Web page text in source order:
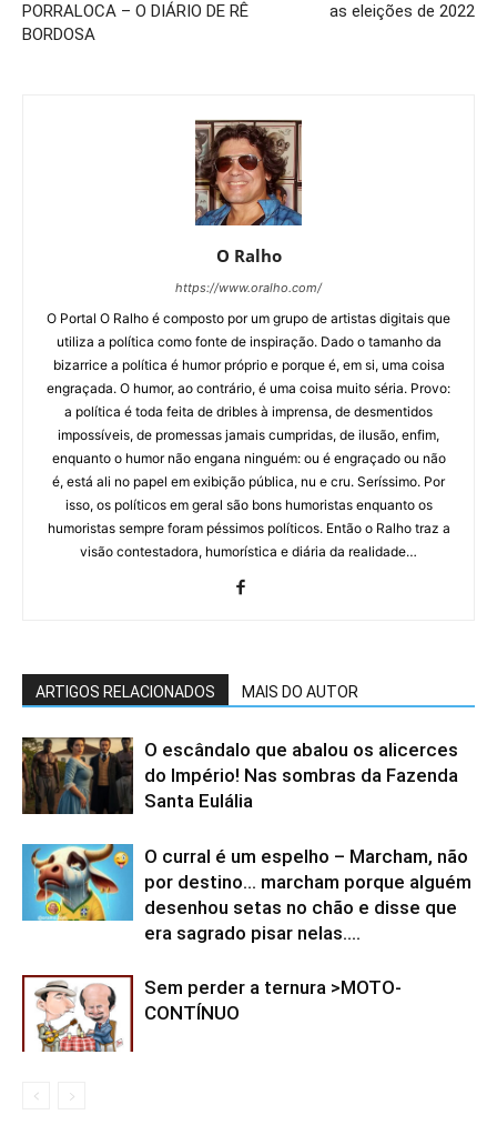
PORRALOCA – O DIÁRIO DE RÊ
BORDOSA
as eleições de 2022
O Ralho
https://www.oralho.com/
O Portal O Ralho é composto por um grupo de artistas digitais que
utiliza a política como fonte de inspiração. Dado o tamanho da
bizarrice a política é humor próprio e porque é, em si, uma coisa
engraçada. O humor, ao contrário, é uma coisa muito séria. Provo:
a política é toda feita de dribles à imprensa, de desmentidos
impossíveis, de promessas jamais cumpridas, de ilusão, enfim,
enquanto o humor não engana ninguém: ou é engraçado ou não
é, está ali no papel em exibição pública, nu e cru. Seríssimo. Por
isso, os políticos em geral são bons humoristas enquanto os
humoristas sempre foram péssimos políticos. Então o Ralho traz a
visão contestadora, humorística e diária da realidade…
ARTIGOS RELACIONADOS MAIS DO AUTOR
O escândalo que abalou os alicerces
do Império! Nas sombras da Fazenda
Santa Eulália
O curral é um espelho – Marcham, não
por destino… marcham porque alguém
desenhou setas no chão e disse que
era sagrado pisar nelas....
Sem perder a ternura >MOTO-
CONTÍNUO